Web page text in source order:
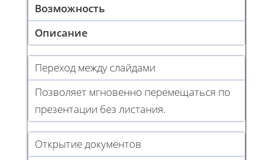
Возможность
Описание
Переход между слайдами
Позволяет мгновенно перемещаться по
презентации без листания.
Открытие документов